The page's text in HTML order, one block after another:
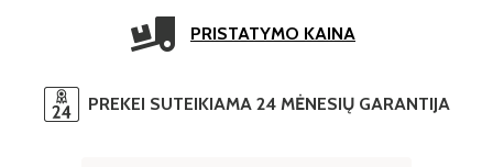
PRISTATYMO KAINA
PREKEI SUTEIKIAMA 24 MĖNESIŲ GARANTIJA